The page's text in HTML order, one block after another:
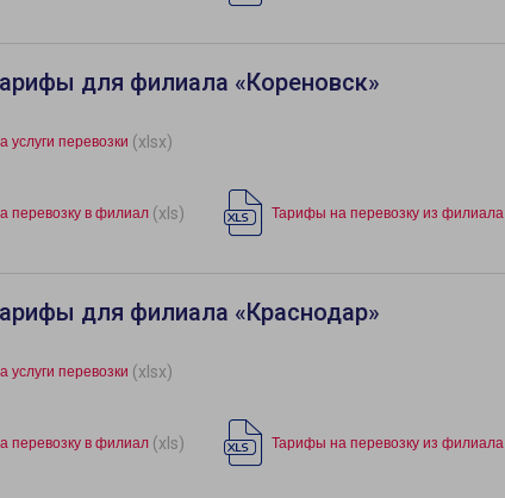
для филиала «Кореновск»
услуги перевозки (xlsx)
перевозку в филиал (xls) Тарифы на перевозку из филиала
для филиала «Краснодар»
услуги перевозки (xlsx)
перевозку в филиал (xls) Тарифы на перевозку из филиала